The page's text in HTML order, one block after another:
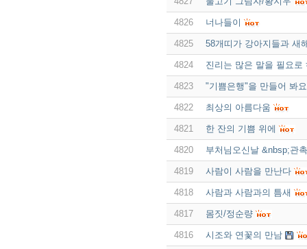
4826 너나들이
4825 58개띠가 강아지들과 새
4824 진리는 많은 말을 필요로
4823 "기쁨은행"을 만들어 봐요
4822 최상의 아름다움
4821 한 잔의 기쁨 위에
4820 부처님오신날 &nbsp;관
4819 사람이 사람을 만난다
4818 사람과 사람과의 틈새
4817 몸짓/정순량
4816 시조와 연꽃의 만남